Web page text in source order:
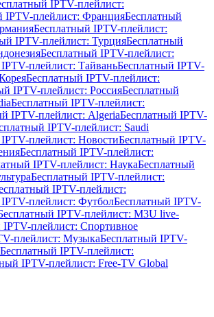
IPTV-плейлист:
IPTV-плейлист: ФранцияБесплатный
Бесплатный IPTV-плейлист:
IPTV-плейлист: ТурцияБесплатный
Бесплатный IPTV-плейлист:
плейлист: ТайваньБесплатный IPTV-
Бесплатный IPTV-плейлист:
IPTV-плейлист: РоссияБесплатный
Бесплатный IPTV-плейлист:
IPTV-плейлист: AlgeriaБесплатный IPTV-
IPTV-плейлист: Saudi
плейлист: НовостиБесплатный IPTV-
Бесплатный IPTV-плейлист:
IPTV-плейлист: НаукаБесплатный
Бесплатный IPTV-плейлист:
IPTV-плейлист:
плейлист: ФутболБесплатный IPTV-
IPTV-плейлист: M3U live-
IPTV-плейлист: Спортивное
плейлист: МузыкаБесплатный IPTV-
Бесплатный IPTV-плейлист:
IPTV-плейлист: Free-TV Global